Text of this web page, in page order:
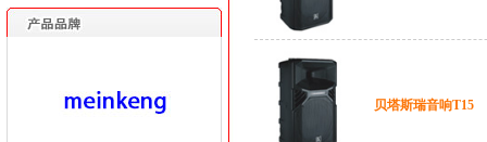
贝塔斯瑞音响T15